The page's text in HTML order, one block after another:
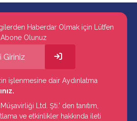
Haberdar Olmak için Lütfen
Olunuz
işlenmesine dair Aydınlatma
Ltd. Şti.' den tanıtım,
ve etkinlikler hakkında ileti